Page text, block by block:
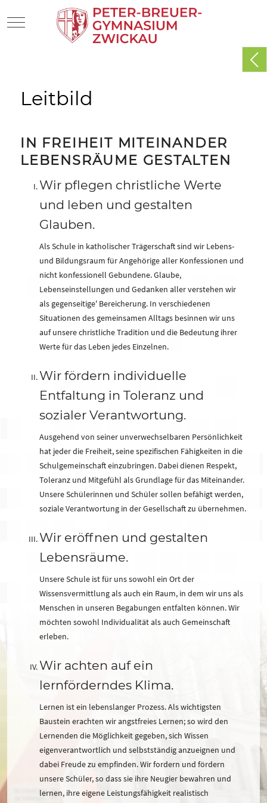
Mobile Menu Toggle
Leitbild
IN FREIHEIT MITEINANDER
LEBENSRÄUME GESTALTEN
Wir pflegen christliche Werte
und leben und gestalten
Glauben.
Als Schule in katholischer Trägerschaft sind wir Lebens-
und Bildungsraum für Angehörige aller Konfessionen und
nicht konfessionell Gebundene. Glaube,
Lebenseinstellungen und Gedanken aller verstehen wir
als gegenseitige' Bereicherung. In verschiedenen
Situationen des gemeinsamen Alltags besinnen wir uns
auf unsere christliche Tradition und die Bedeutung ihrer
Werte für das Leben jedes Einzelnen.
Wir fördern individuelle
Entfaltung in Toleranz und
sozialer Verantwortung.
Ausgehend von seiner unverwechselbaren Persönlichkeit
hat jeder die Freiheit, seine spezifischen Fähigkeiten in die
Schulgemeinschaft einzubringen. Dabei dienen Respekt,
Toleranz und Mitgefühl als Grundlage für das Miteinander.
Unsere Schülerinnen und Schüler sollen befähigt werden,
soziale Verantwortung in der Gesellschaft zu übernehmen.
Wir eröffnen und gestalten
Lebensräume.
Unsere Schule ist für uns sowohl ein Ort der
Wissensvermittlung als auch ein Raum, in dem wir uns als
Menschen in unseren Begabungen entfalten können. Wir
möchten sowohl Individualität als auch Gemeinschaft
erleben.
Wir achten auf ein
lernförderndes Klima.
Lernen ist ein lebenslanger Prozess. Als wichtigsten
Baustein erachten wir angstfreies Lernen; so wird den
Lernenden die Möglichkeit gegeben, sich Wissen
eigenverantwortlich und selbstständig anzueignen und
dabei Freude zu empfinden. Wir fordern und fördern
unsere Schüler, so dass sie ihre Neugier bewahren und
lernen, ihre eigene Leistungsfähigkeit realistisch